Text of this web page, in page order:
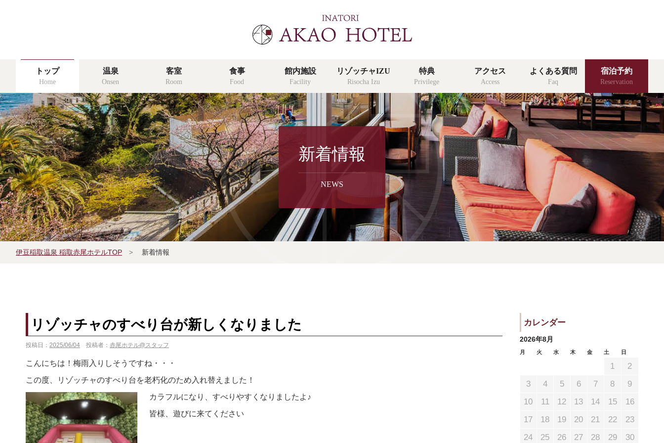
onsen room
食事
food
館内施設
facility
リゾッチャ
risocha izu
特典
privilege
アクセス
access
よくある質問
宿泊予約
よくあるお問い合せ お問い合わせ プライバシーポリシー
トップ
Home
温泉
Onsen
客室
Room
食事
Food
館内施設
Facility
リゾッチャIZU
Risocha Izu
特典
Privilege
アクセス
Access
よくある質問
Faq
宿泊予約
Reservation
新着情報
NEWS
伊豆稲取温泉 稲取赤尾ホテルTOP > 新着情報
リゾッチャのすべり台が新しくなりました
投稿日： 2025/06/04 投稿者： 赤尾ホテル@スタッフ
こんにちは！梅雨入りしそうですね・・・
この度、リゾッチャのすべり台を老朽化のため入れ替えました！
カラフルになり、すべりやすくなりましたよ♪
皆様、遊びに来てください
カレンダー
2026年8月
月 火 水 木 金 土 日
1
2
3
4 5 6 7 8
9
10
11 12 13 14 15
16
17
18 19 20 21 22
23
24
25 26 27 28 29
30